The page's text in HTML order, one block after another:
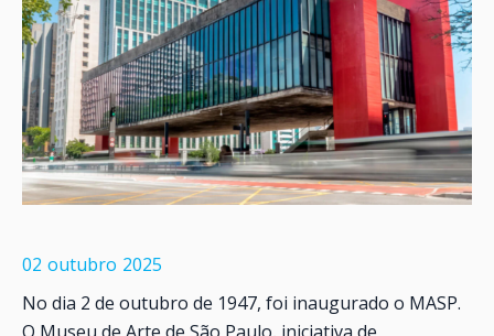
02 outubro 2025
No dia 2 de outubro de 1947, foi inaugurado o MASP.
O Museu de Arte de São Paulo, iniciativa de